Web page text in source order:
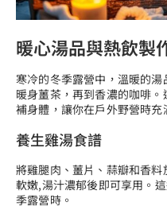
暖心湯品與熱飲製
寒冷的冬季露營中，溫暖的
暖身薑茶，再到香濃的咖啡
補身體，讓你在戶外野營時充
養生雞湯食譜
將雞腿肉、薑片、蒜瓣和香
軟嫩,湯汁濃郁後即可享用。
季露營時。